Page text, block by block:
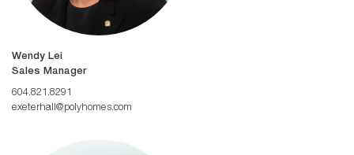
Wendy Lei
Sales Manager
604.821.8291
exeterhall@polyhomes.com